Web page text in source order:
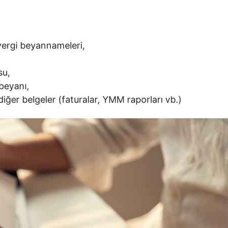
beyannameleri,
belgeler (faturalar, YMM raporları vb.)